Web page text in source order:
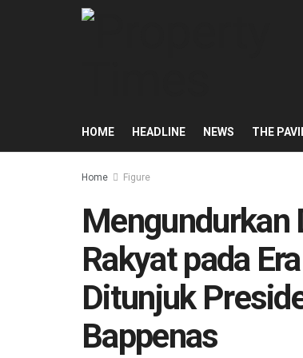
HOME HEADLINE NEWS THE
Home Figure
Mengundurkan
Rakyat pada
Ditunjuk
Bappenas